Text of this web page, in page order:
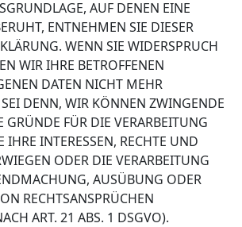
AUF DENEN EINE
ENTNEHMEN SIE DIESER
WENN SIE WIDERSPRUCH
WIR IHRE BETROFFENEN
DATEN NICHT MEHR
SEI DENN, WIR KÖNNEN ZWINGENDE
GRÜNDE FÜR DIE VERARBEITUNG
IHRE INTERESSEN, RECHTE UND
ODER DIE VERARBEITUNG
AUSÜBUNG ODER
RECHTSANSPRÜCHEN
ART. 21 ABS. 1 DSGVO).